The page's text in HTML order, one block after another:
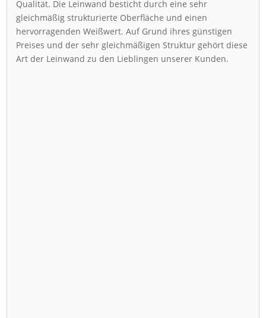
Qualität. Die Leinwand besticht durch eine sehr
gleichmäßig strukturierte Oberfläche und einen
hervorragenden Weißwert. Auf Grund ihres günstigen
Preises und der sehr gleichmäßigen Struktur gehört diese
Art der Leinwand zu den Lieblingen unserer Kunden.